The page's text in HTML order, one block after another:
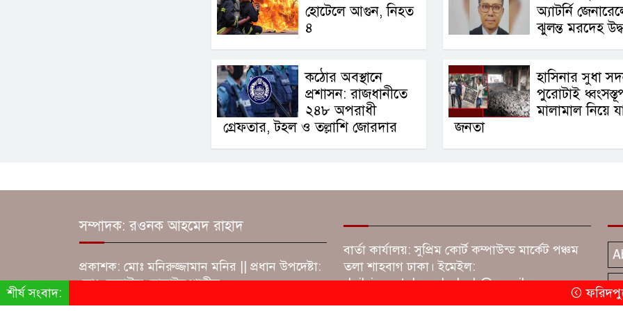
হোটেলে আগুন, নিহত
৪
অ্যাটর্নি
ঝুলন্ত মরদেহ
কঠোর অবস্থানে
প্রশাসন: রাজধানীতে
২৪৮ অপরাধী
গ্রেফতার, টহল ও তল্লাশি জোরদার
হাসিনার সুধা
পুরোটাই
মালামাল নিয়ে
জনতা
সম্পাদক: রওনক আহমেদ রাহাদ
প্রকাশক: মোঃ মনিরুজ্জামান মনির || প্রধান উপদেষ্টা:
মোঃ রেজাউল হোসাইন শামীম
বার্তা কার্যালয়: সুপ্রিম কোর্ট কম্পাউন্ড মার্কেট পঞ্চম
তলা শাহবাগ ঢাকা। ইমেইল:
dailyjagratabangladesh@gmail.com
শীর্ষ সংবাদ: ফরিদপুরে